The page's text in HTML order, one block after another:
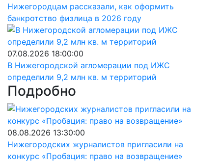
Нижегородцам рассказали, как оформить
банкротство физлица в 2026 году
07.08.2026 18:00:00
В Нижегородской агломерации под ИЖС
определили 9,2 млн кв. м территорий
Подробно
08.08.2026 13:30:00
Нижегородских журналистов пригласили на
конкурс «Пробация: право на возвращение»